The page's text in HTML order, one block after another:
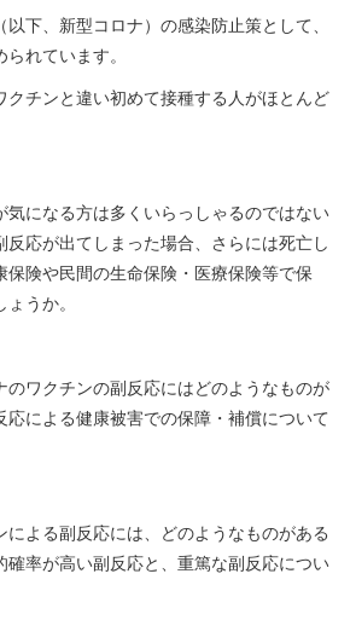
下、新型コロナ）の感染防止策として、
れています。
クチンと違い初めて接種する人がほとんど
気になる方は多くいらっしゃるのではない
反応が出てしまった場合、さらには死亡し
保険や民間の生命保険・医療保険等で保
うか。
のワクチンの副反応にはどのようなものが
応による健康被害での保障・補償について
による副反応には、どのようなものがある
確率が高い副反応と、重篤な副反応につい